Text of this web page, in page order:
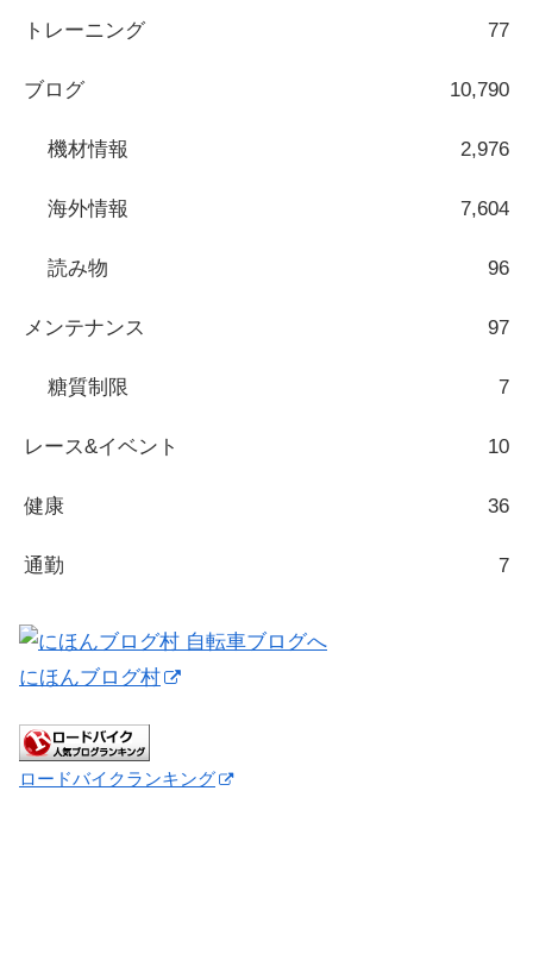
トレーニング 77
ブログ 10,790
機材情報 2,976
海外情報 7,604
読み物 96
メンテナンス 97
糖質制限 7
レース&イベント 10
健康 36
通勤 7
にほんブログ村
ロードバイクランキング